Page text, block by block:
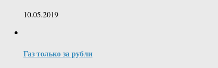
10.05.2019
Газ только за рубли